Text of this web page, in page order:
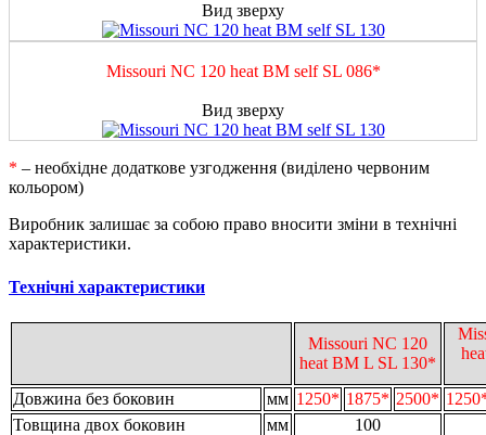
Вид зверху
Missouri NC 120 heat BM self SL 086*
Вид зверху
* – необхідне додаткове узгодження (виділено червоним
кольором)
Виробник залишає за собою право вносити зміни в технічні
характеристики.
Технічні характеристики
Missouri NC 120
heat BM L SL 130*
Довжина без боковин мм 1250* 1875* 2500*
Товщина двох боковин
мм
100